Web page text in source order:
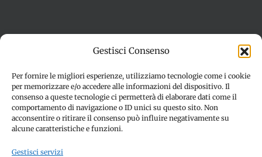
Gestisci Consenso
Per fornire le migliori esperienze, utilizziamo tecnologie come i cookie
per memorizzare e/o accedere alle informazioni del dispositivo. Il
consenso a queste tecnologie ci permetterà di elaborare dati come il
comportamento di navigazione o ID unici su questo sito. Non
acconsentire o ritirare il consenso può influire negativamente su
alcune caratteristiche e funzioni.
Gestisci servizi
Disconoscimento